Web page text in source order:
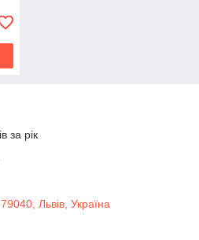
за рік
Львів, Україна